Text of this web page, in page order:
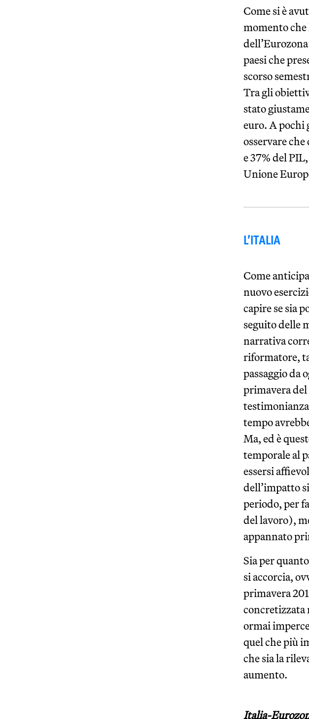
Come si è
momento
paesi che
scorso
Tra gli
stato
euro. A pochi
osservare
e 37% del
Unione
L’ITALIA
Come
nuovo
capire se sia
seguito delle
narrativa
riformatore,
passaggio da
primavera del
tempo
Ma, ed è
temporale al
essersi
dell’impatto
periodo, per
del lavoro),
appannato
Sia per
si accorcia,
primavera
concretizzata
ormai
quel che più
che sia la
aumento.
Italia-